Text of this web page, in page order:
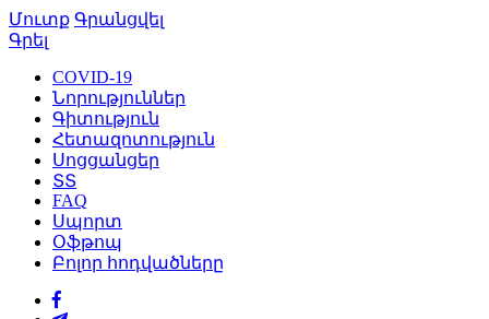
Մուտք Գրանցվել
Գրել
COVID-19
Նորություններ
Գիտություն
Հետազոտություն
Սոցցանցեր
ՏՏ
FAQ
Սպորտ
Օֆթոպ
Բոլոր հոդվածները